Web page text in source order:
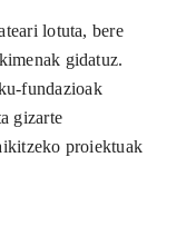
lotuta, bere
gidatuz.
fundazioak
gizarte
proiektuak